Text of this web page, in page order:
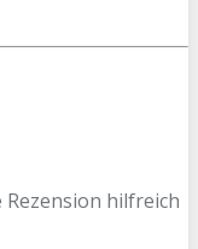
hilfreich